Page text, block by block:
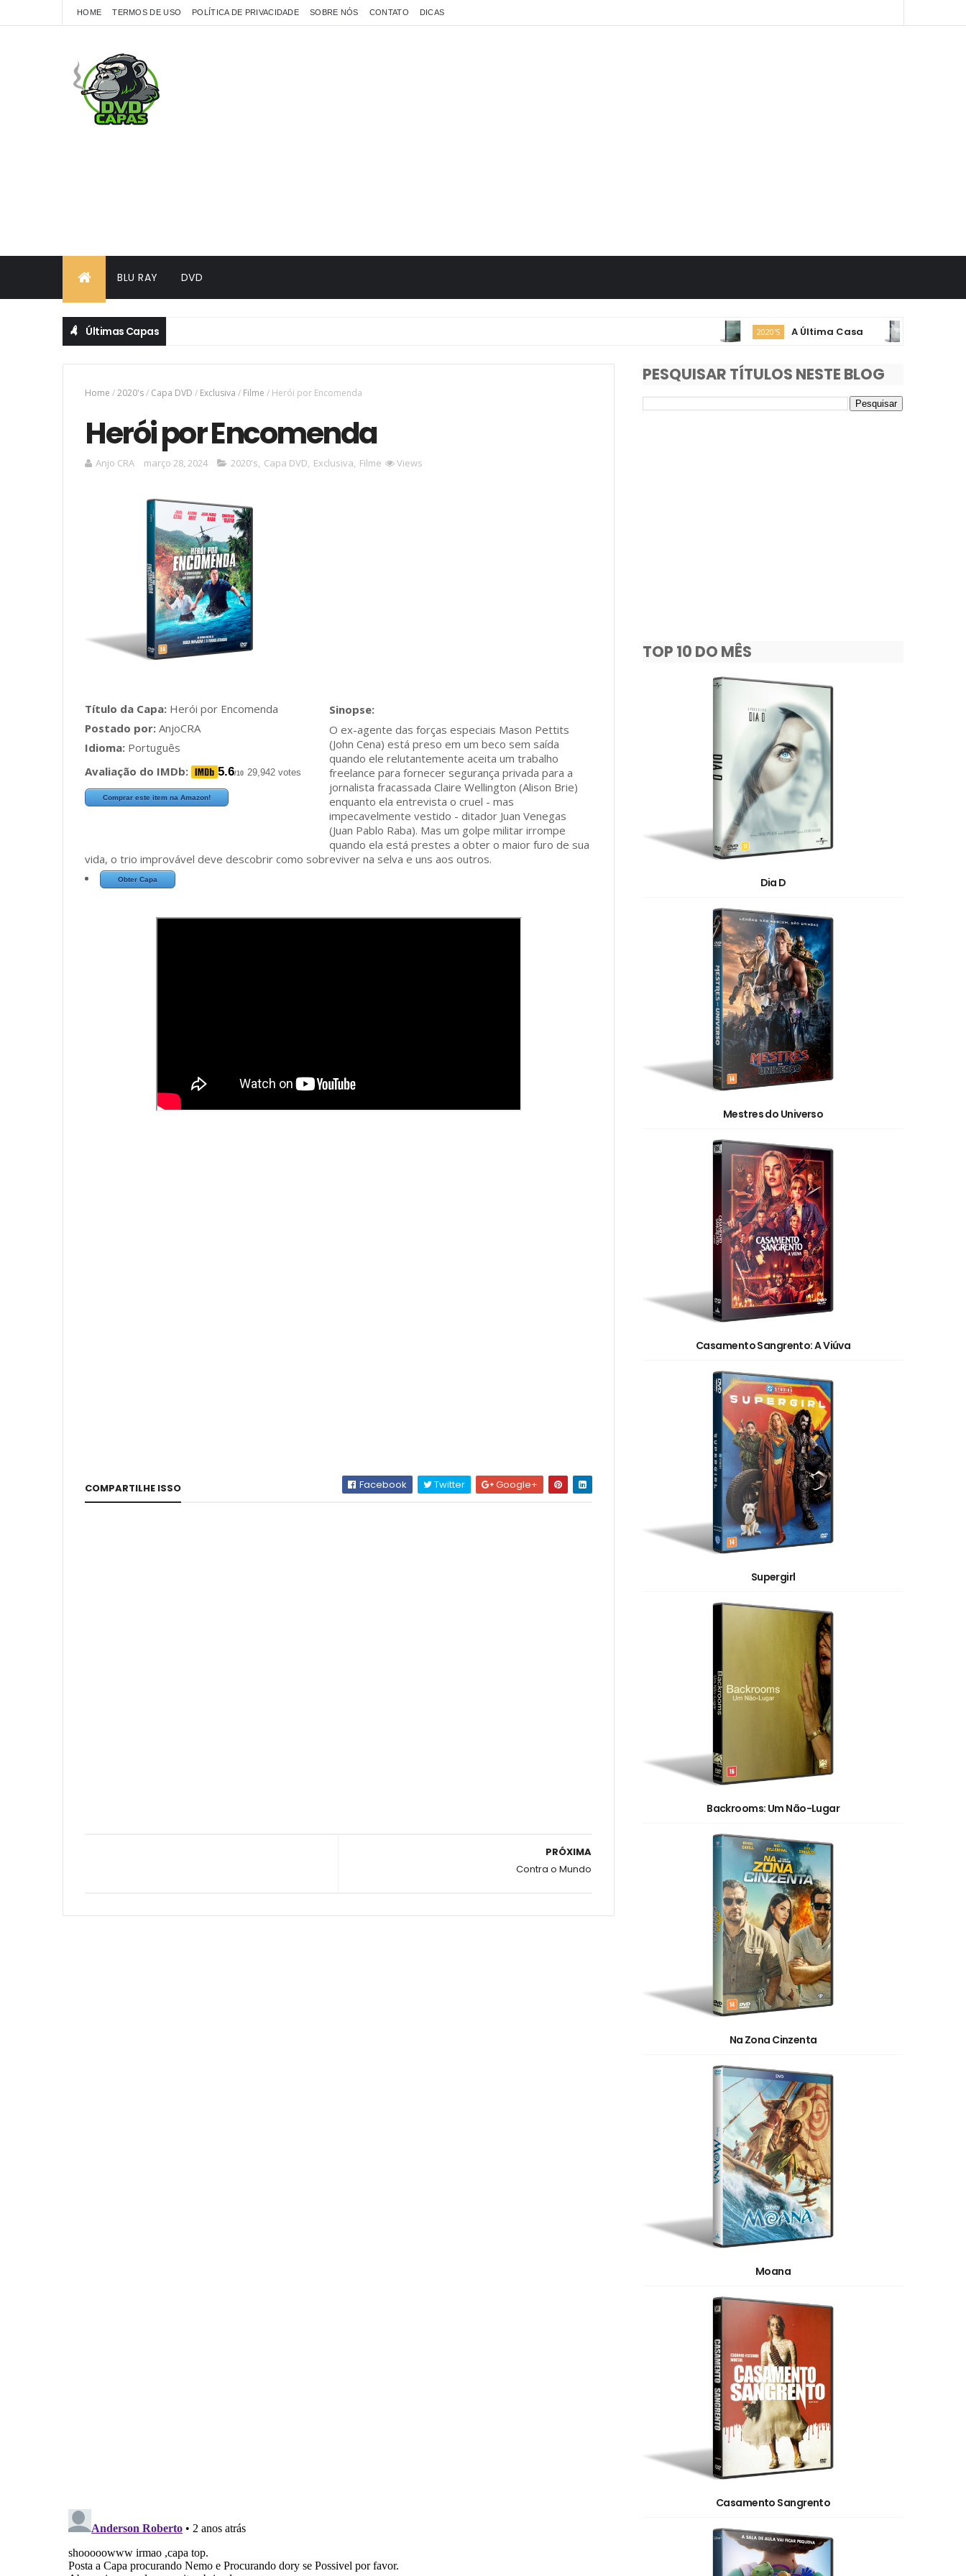
HOME TERMOS DE USO POLÍTICA DE PRIVACIDADE SOBRE NÓS CONTATO DICAS
BLU RAY DVD
Últimas Capas 2020'S A Última Casa 2020'S
Home /2020's/ Capa DVD / Exclusiva / Filme / Herói por Encomenda
Herói por Encomenda
Anjo CRA março 28, 2024 2020's, Capa DVD, Exclusiva, Filme Views
Título da Capa: Herói por Encomenda
Postado por: AnjoCRA
Idioma: Português
Avaliação do IMDb:
5.6/10 29,942 votes
Comprar este item na Amazon!
O ex-agente das forças especiais Mason Pettits
(John Cena) está preso em um beco sem saída
quando ele relutantemente aceita um trabalho
freelance para fornecer segurança privada para a
jornalista fracassada Claire Wellington (Alison Brie)
enquanto ela entrevista o cruel - mas
impecavelmente vestido - ditador Juan Venegas
(Juan Pablo Raba). Mas um golpe militar irrompe
quando ela está prestes a obter o maior furo de sua
vida, o trio improvável deve descobrir como sobreviver na selva e uns aos outros.
Obter Capa
COMPARTILHE ISSO Facebook Twitter Google+
PRÓXIMA
Contra o Mundo
PESQUISAR TÍTULOS NESTE BLOG
TOP 10 DO MÊS
Dia D
Mestres do Universo
Casamento Sangrento: A Viúva
Supergirl
Backrooms: Um Não-Lugar
Na Zona Cinzenta
Moana
Casamento Sangrento